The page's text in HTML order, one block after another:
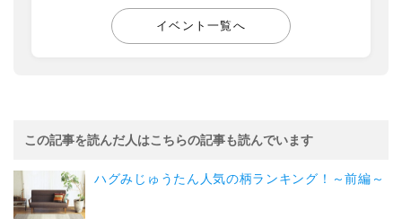
イベント一覧へ
この記事を読んだ人はこちらの記事も読んでいます
ハグみじゅうたん人気の柄ランキング！～前編～